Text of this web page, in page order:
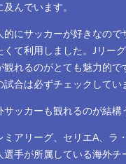
及んでいます。
的にサッカーが好きなので
くて利用しました。Jリー
観れるのがとても魅力的で
試合は必ずチェックしてい
サッカーも観れるのが結構
ミアリーグ、セリエA、ラ
選手が所属している海外チ